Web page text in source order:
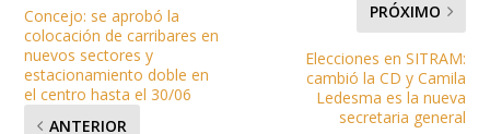
Concejo: se aprobó la
colocación de carribares en
nuevos sectores y
estacionamiento doble en
el centro hasta el 30/06
ANTERIOR
PRÓXIMO
Elecciones en SITRAM:
cambió la CD y Camila
Ledesma es la nueva
secretaria general